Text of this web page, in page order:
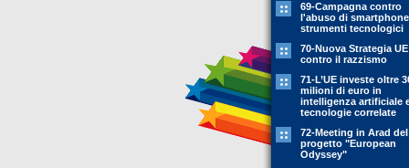
69-Campagna contro
l'abuso di
strumenti tecnologici
70-Nuova Strategia UE
contro il razzismo
71-L’UE investe oltre
milioni di euro in
intelligenza artificiale
tecnologie correlate
72-Meeting in Arad del
progetto "European
Odyssey"